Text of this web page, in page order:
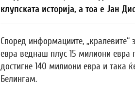
клупската историја, а тоа е Јан
Според информациите, „кралевите“
евра веднаш плус 15 милиони евра
достигне 140 милиони евра и така
Белингам.